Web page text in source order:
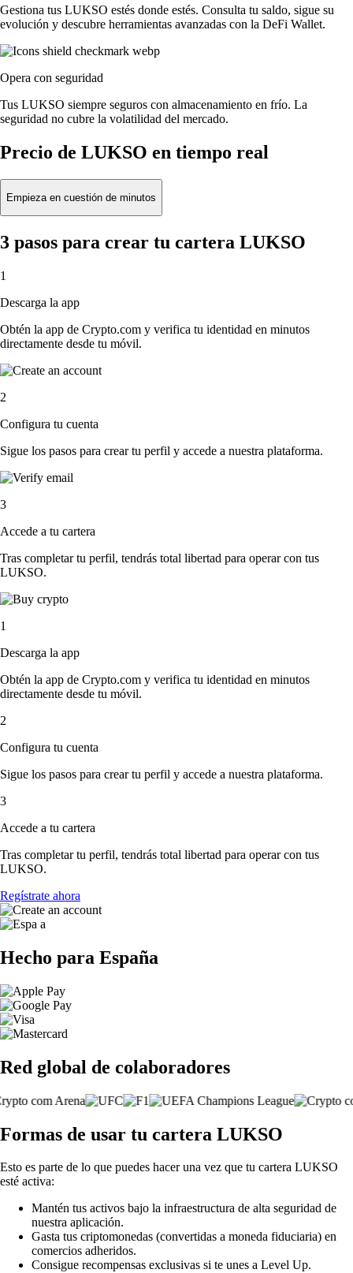
Gestiona tus LUKSO estés donde estés. Consulta tu saldo, sigue su
evolución y descubre herramientas avanzadas con la DeFi Wallet.
Opera con seguridad
Tus LUKSO siempre seguros con almacenamiento en frío. La
seguridad no cubre la volatilidad del mercado.
Precio de LUKSO en tiempo real
Empieza en cuestión de minutos
3 pasos para crear tu cartera LUKSO
1
Descarga la app
Obtén la app de Crypto.com y verifica tu identidad en minutos
directamente desde tu móvil.
2
Configura tu cuenta
Sigue los pasos para crear tu perfil y accede a nuestra plataforma.
3
Accede a tu cartera
Tras completar tu perfil, tendrás total libertad para operar con tus
LUKSO.
1
Descarga la app
Obtén la app de Crypto.com y verifica tu identidad en minutos
directamente desde tu móvil.
2
Configura tu cuenta
Sigue los pasos para crear tu perfil y accede a nuestra plataforma.
3
Accede a tu cartera
Tras completar tu perfil, tendrás total libertad para operar con tus
LUKSO.
Regístrate ahora
Hecho para España
Red global de colaboradores
Formas de usar tu cartera LUKSO
Esto es parte de lo que puedes hacer una vez que tu cartera LUKSO
esté activa:
Mantén tus activos bajo la infraestructura de alta seguridad de
nuestra aplicación.
Gasta tus criptomonedas (convertidas a moneda fiduciaria) en
comercios adheridos.
Consigue recompensas exclusivas si te unes a Level Up.